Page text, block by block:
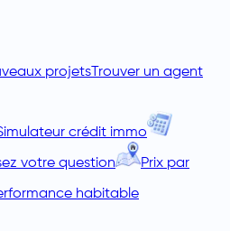
projets Trouver un agent
crédit immo
votre question Prix par
habitable